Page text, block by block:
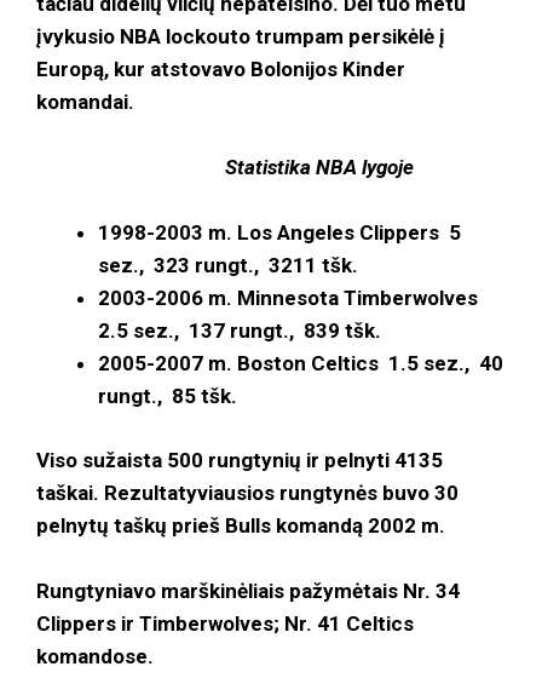
įvykusio NBA lockouto trumpam persikėlė į
Europą, kur atstovavo Bolonijos Kinder
komandai.
Statistika NBA lygoje
1998-2003 m. Los Angeles Clippers 5
sez., 323 rungt., 3211 tšk.
2003-2006 m. Minnesota Timberwolves
2.5 sez., 137 rungt., 839 tšk.
2005-2007 m. Boston Celtics 1.5 sez., 40
rungt., 85 tšk.
Viso sužaista 500 rungtynių ir pelnyti 4135
taškai. Rezultatyviausios rungtynės buvo 30
pelnytų taškų prieš Bulls komandą 2002 m.
Rungtyniavo marškinėliais pažymėtais Nr. 34
Clippers ir Timberwolves; Nr. 41 Celtics
komandose.